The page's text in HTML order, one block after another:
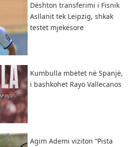
Dështon transferimi i Fisnik
Asllanit tek Leipzig, shkak
testet mjekësore
Kumbulla mbetet në Spanjë,
i bashkohet Rayo Vallecanos
Agim Ademi viziton “Pista